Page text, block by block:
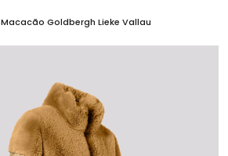
Macacão Goldbergh Lieke Vallau